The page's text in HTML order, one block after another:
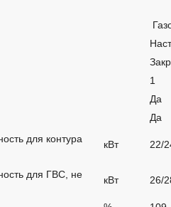
1
Да
Да
для контура
кВт 22/
для ГВС, не
кВт 26/